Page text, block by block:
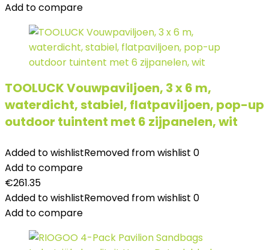
Add to compare
TOOLUCK Vouwpaviljoen, 3 x 6 m,
waterdicht, stabiel, flatpaviljoen, pop-up
outdoor tuintent met 6 zijpanelen, wit
Added to wishlistRemoved from wishlist 0
Add to compare
€261.35
Added to wishlistRemoved from wishlist 0
Add to compare